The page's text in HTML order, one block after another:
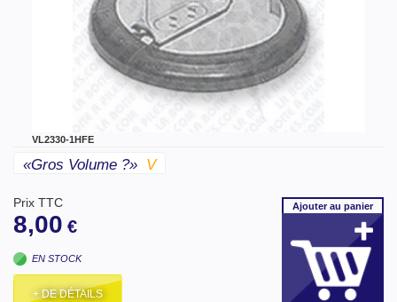
VL2330-1HFE
«gros Volume ?» V
Prix TTC
8,00 €
EN STOCK
+ DE DÉTAILS
Ajouterau panier